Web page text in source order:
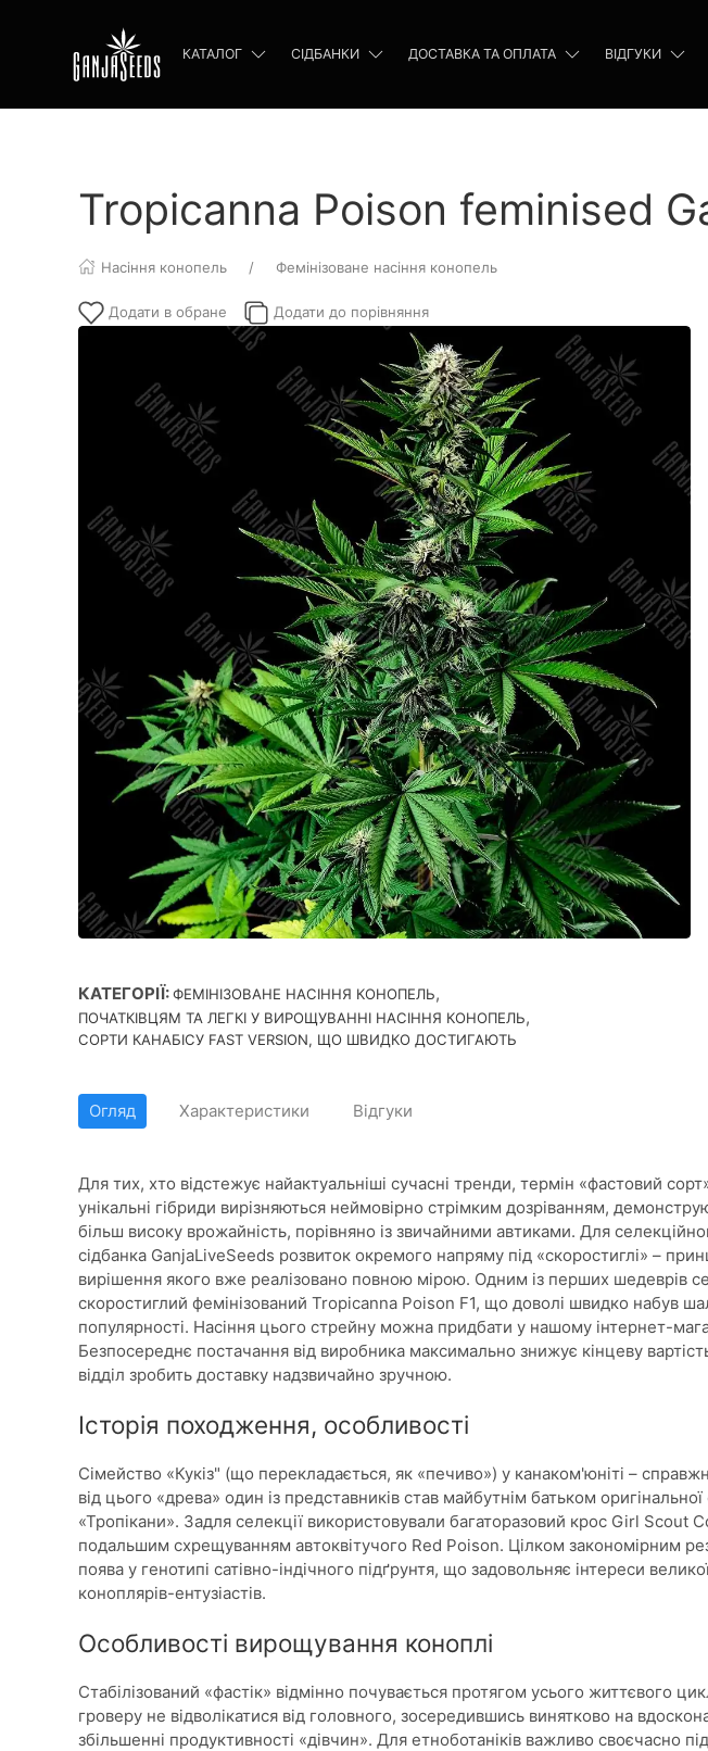
КАТАЛОГ СІДБАНКИ ДОСТАВКА ТА ОПЛАТА ВІДГУКИ
Tropicanna Poison feminised
Насіння конопель Фемінізоване насіння конопель
Додати в обране Додати до порівняння
КАТЕГОРІЇ:ФЕМІНІЗОВАНЕ НАСІННЯ КОНОПЕЛЬ,
ПОЧАТКІВЦЯМ ТА ЛЕГКІ У ВИРОЩУВАННІ НАСІННЯ КОНОПЕЛЬ,
СОРТИ КАНАБІСУ FAST VERSION, ЩО ШВИДКО ДОСТИГАЮТЬ
Огляд Характеристики Відгуки
Для тих, хто відстежує найактуальніші сучасні тренди, термін «фастовий
унікальні гібриди вирізняються неймовірно стрімким дозріванням,
більш високу врожайність, порівняно із звичайними автиками. Для
сідбанка GanjaLiveSeeds розвиток окремого напряму під «скоростиглі» –
вирішення якого вже реалізовано повною мірою. Одним із перших шедеврів
скоростиглий фемінізований Tropicanna Poison F1, що доволі швидко набув
популярності. Насіння цього стрейну можна придбати у нашому інтернет-
Безпосереднє постачання від виробника максимально знижує кінцеву
відділ зробить доставку надзвичайно зручною.
Історія походження, особливості
Сімейство «Кукіз" (що перекладається, як «печиво») у канаком'юніті –
від цього «древа» один із представників став майбутнім батьком оригінальної
«Тропікани». Задля селекції використовували багаторазовий крос Girl Scout
подальшим схрещуванням автоквітучого Red Poison. Цілком закономірним
поява у генотипі сатівно-індічного підґрунтя, що задовольняє інтереси
коноплярів-ентузіастів.
Особливості вирощування коноплі
Стабілізований «фастік» відмінно почувається протягом усього життєвого
гроверу не відволікатися від головного, зосередившись винятково на
збільшенні продуктивності «дівчин». Для етноботаніків важливо своєчасно